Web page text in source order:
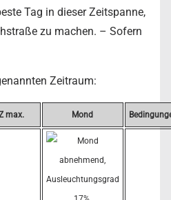
Tag in dieser Zeitspanne,
zu machen. – Sofern
Zeitraum:
max. Mond